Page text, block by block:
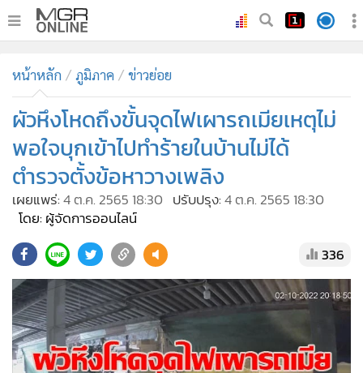
ทันเหตุการณ์
• ภาคใต้
ภูมิภาค
Online Section
• บันเทิง
ผู้จัดการรายวัน
• ละคร
• CbizReview
• Cyber BIZ
• ผู้จัดกวน
• Good health & Well-being
หน้าหลัก ภูมิภาค ข่าวย่อย
ผัวหึงโหดถึงขั้นจุดไฟเผารถเมียเหตุไม่
พอใจบุกเข้าไปทำร้ายในบ้านไม่ได้
ตำรวจตั้งข้อหาวางเพลิง
เผยแพร่:4 ต.ค. 2565 18:30 ปรับปรุง:4 ต.ค. 2565 18:30
โดย: ผู้จัดการออนไลน์
336